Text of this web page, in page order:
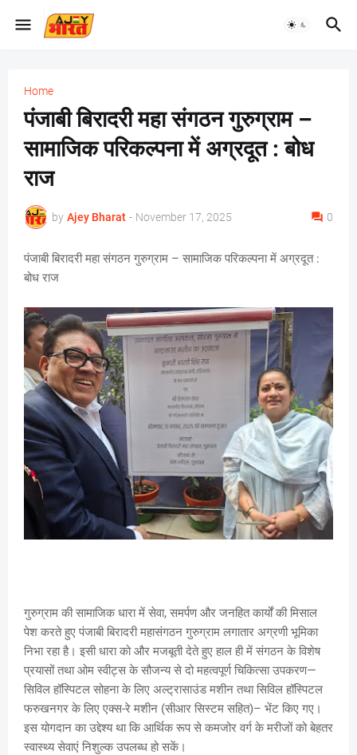
Home
पंजाबी बिरादरी महा संगठन गुरुग्राम –
सामाजिक परिकल्पना में अग्रदूत : बोध
राज
by Ajey Bharat - November 17, 2025 0
पंजाबी बिरादरी महा संगठन गुरुग्राम – सामाजिक परिकल्पना में अग्रदूत :
बोध राज
गुरुग्राम की सामाजिक धारा में सेवा, समर्पण और जनहित कार्यों की मिसाल
पेश करते हुए पंजाबी बिरादरी महासंगठन गुरुग्राम लगातार अग्रणी भूमिका
निभा रहा है। इसी धारा को और मजबूती देते हुए हाल ही में संगठन के विशेष
प्रयासों तथा ओम स्वीट्स के सौजन्य से दो महत्वपूर्ण चिकित्सा उपकरण—
सिविल हॉस्पिटल सोहना के लिए अल्ट्रासाउंड मशीन तथा सिविल हॉस्पिटल
फरुखनगर के लिए एक्स-रे मशीन (सीआर सिस्टम सहित)– भेंट किए गए।
इस योगदान का उद्देश्य था कि आर्थिक रूप से कमजोर वर्ग के मरीजों को बेहतर
स्वास्थ्य सेवाएं निशुल्क उपलब्ध हो सकें।